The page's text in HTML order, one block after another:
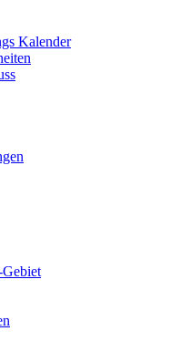
Kalender